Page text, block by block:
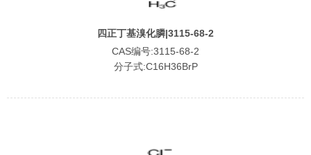
四正丁基溴化膦|3115-68-2
CAS编号:3115-68-2
分子式:C16H36BrP